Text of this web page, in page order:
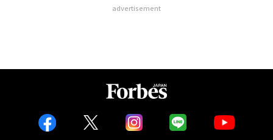
advertisement